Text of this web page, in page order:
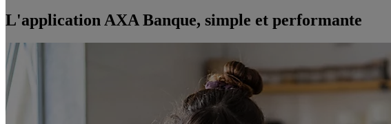
L'application AXA Banque, simple et performante